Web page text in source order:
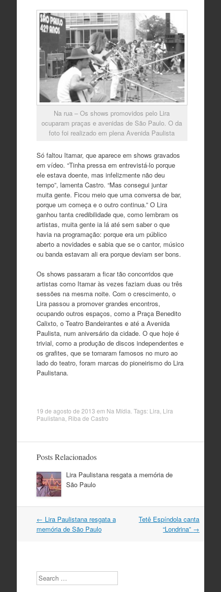
Na rua – Os shows promovidos pelo Lira
ocuparam praças e avenidas de São Paulo. O da
foto foi realizado em plena Avenida Paulista
Só faltou Itamar, que aparece em shows gravados
em vídeo. “Tinha pressa em entrevistá-lo porque
ele estava doente, mas infelizmente não deu
tempo”, lamenta Castro. “Mas consegui juntar
muita gente. Ficou meio que uma conversa de bar,
porque um começa e o outro continua.” O Lira
ganhou tanta credibilidade que, como lembram os
artistas, muita gente ia lá até sem saber o que
havia na programação: porque era um público
aberto a novidades e sabia que se o cantor, músico
ou banda estavam ali era porque deviam ser bons.
Os shows passaram a ficar tão concorridos que
artistas como Itamar às vezes faziam duas ou três
sessões na mesma noite. Com o crescimento, o
Lira passou a promover grandes encontros,
ocupando outros espaços, como a Praça Benedito
Calixto, o Teatro Bandeirantes e até a Avenida
Paulista, num aniversário da cidade. O que hoje é
trivial, como a produção de discos independentes e
os grafites, que se tornaram famosos no muro ao
lado do teatro, foram marcas do pioneirismo do Lira
Paulistana.
19 de agosto de 2013 em Na Mídia . Tags: Lira Lira
Paulistana Riba de Castro
Posts Relacionados
Lira Paulistana resgata a memória de
São Paulo
Navegação
do
← Lira Paulistana resgata a
memória de São Paulo
Tetê Espíndola canta
“Londrina” →
Search